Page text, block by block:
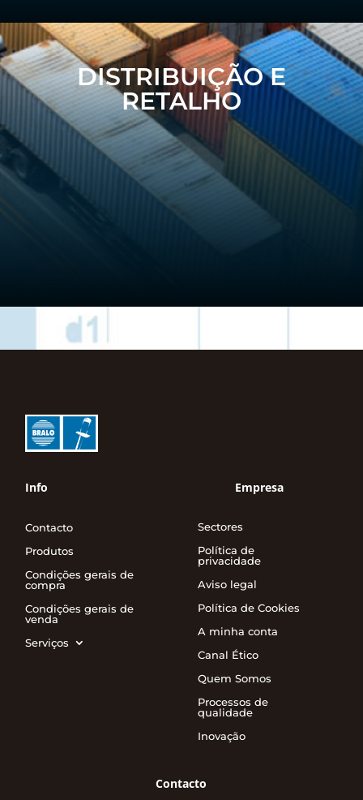
DISTRIBUIÇÃO E
RETALHO
Info
Contacto
Produtos
Condições gerais de
compra
Condições gerais de
venda
Serviços
Empresa
Sectores
Política de
privacidade
Aviso legal
Política de Cookies
A minha conta
Canal Ético
Quem Somos
Processos de
qualidade
Inovação
Contacto